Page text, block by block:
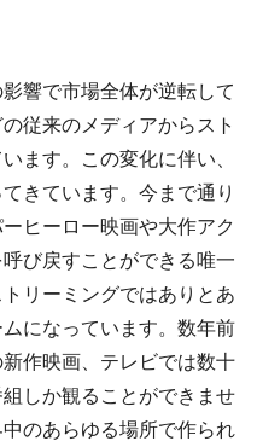
響で市場全体が逆転して
従来のメディアからスト
ます。この変化に伴い、
きています。今まで通り
ヒーロー映画や大作アク
び戻すことができる唯一
リーミングではありとあ
になっています。数年前
作映画、テレビでは数十
しか観ることができませ
のあらゆる場所で作られ